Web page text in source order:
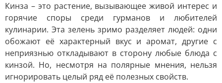
Кинза – это растение, вызывающее живой интерес и
горячие споры среди гурманов и любителей
кулинарии. Эта зелень зримо разделяет людей: одни
обожают её характерный вкус и аромат, другие с
неприязнью откладывают в сторону любые блюда с
кинзой. Но, несмотря на полярные мнения, нельзя
игнорировать целый ряд её полезных свойств.